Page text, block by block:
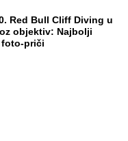
Red Bull Cliff Diving u
objektiv: Najbolji
foto-priči